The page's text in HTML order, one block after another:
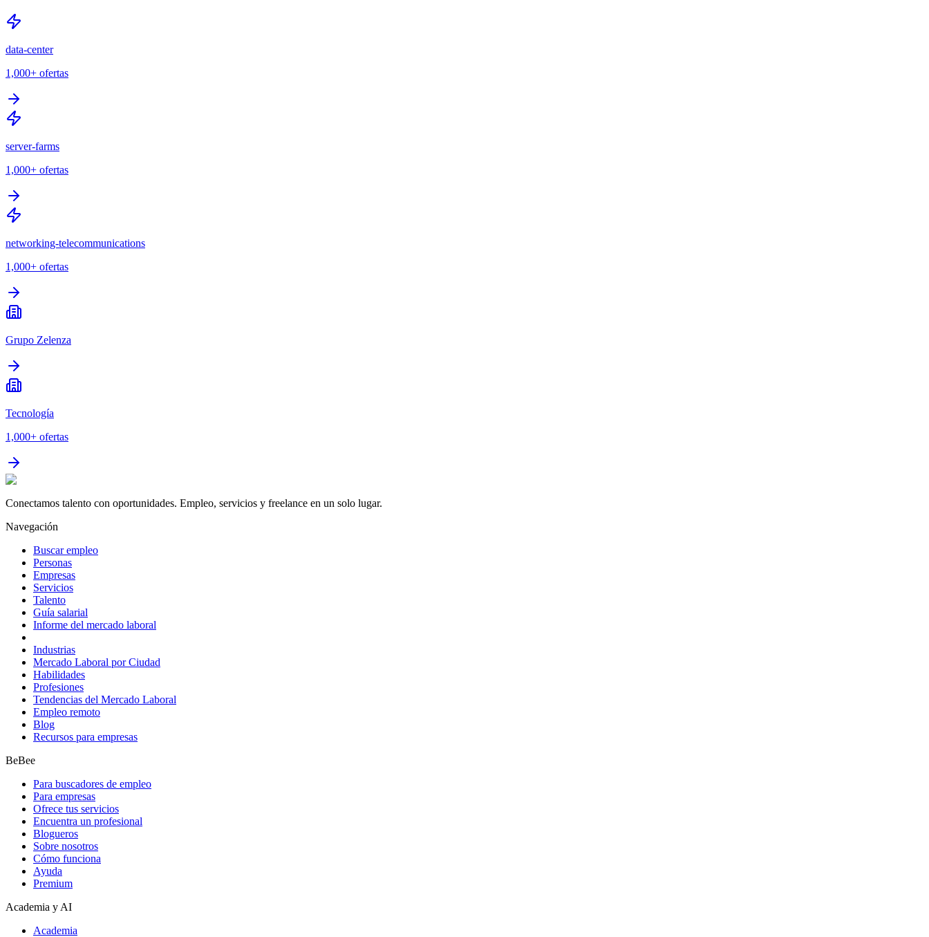
data-center
1,000+ ofertas
server-farms
1,000+ ofertas
networking-telecommunications
1,000+ ofertas
Grupo Zelenza
Tecnología
1,000+ ofertas
Conectamos talento con oportunidades. Empleo, servicios y freelance en un solo lugar.
Navegación
Buscar empleo
Personas
Empresas
Servicios
Talento
Guía salarial
Informe del mercado laboral
Industrias
Mercado Laboral por Ciudad
Habilidades
Profesiones
Tendencias del Mercado Laboral
Empleo remoto
Blog
Recursos para empresas
BeBee
Para buscadores de empleo
Para empresas
Ofrece tus servicios
Encuentra un profesional
Blogueros
Sobre nosotros
Cómo funciona
Ayuda
Premium
Academia y AI
Academia